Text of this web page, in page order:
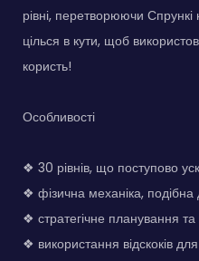
рівні, перетворюючи
цілься в кути, щоб
користь!
Особливості
❖ 30 рівнів, що поступово
❖ фізична механіка,
❖ стратегічне планування
❖ використання відскоків